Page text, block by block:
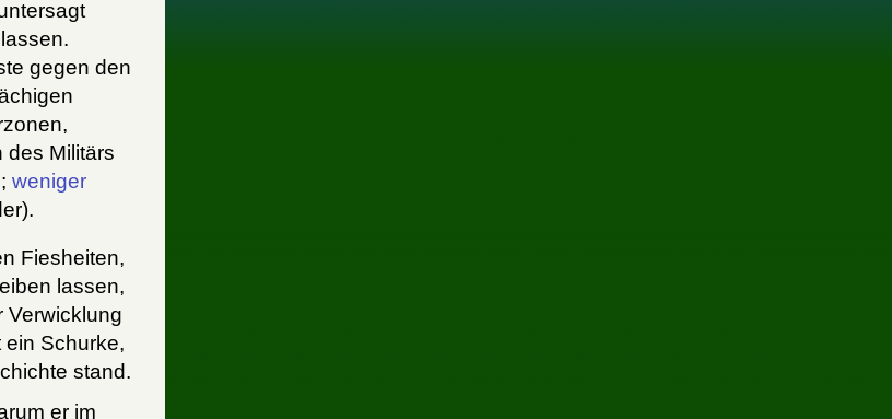
gegen den
des Militärs
weniger
Fiesheiten,
lassen,
Verwicklung
ein Schurke,
stand.
er im